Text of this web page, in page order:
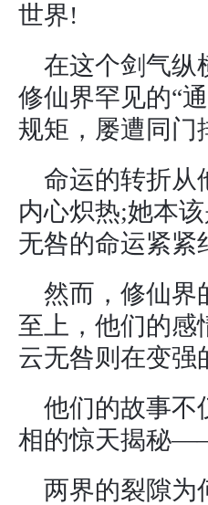
世界!
在这个剑气纵
修仙界罕见的“
规矩，屡遭同门
命运的转折从
内心炽热;她本
无咎的命运紧紧
然而，修仙界
至上，他们的感
云无咎则在变强
他们的故事不
相的惊天揭秘
两界的裂隙为